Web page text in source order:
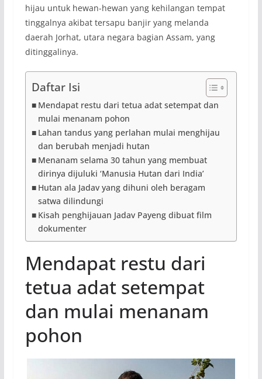
hijau untuk hewan-hewan yang kehilangan tempat
tinggalnya akibat tersapu banjir yang melanda
daerah Jorhat, utara negara bagian Assam, yang
ditinggalinya.
Daftar Isi
Mendapat restu dari tetua adat setempat dan
mulai menanam pohon
Lahan tandus yang perlahan mulai menghijau
dan berubah menjadi hutan
Menanam selama 30 tahun yang membuat
dirinya dijuluki ‘Manusia Hutan dari India’
Hutan ala Jadav yang dihuni oleh beragam
satwa dilindungi
Kisah penghijauan Jadav Payeng dibuat film
dokumenter
Mendapat restu dari
tetua adat setempat
dan mulai menanam
pohon